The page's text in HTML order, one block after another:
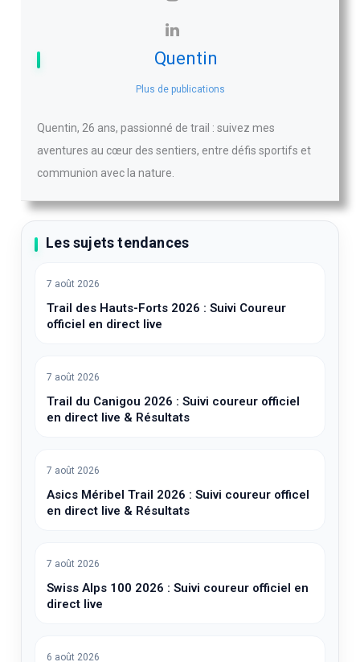
Quentin
Plus de publications
Quentin, 26 ans, passionné de trail : suivez mes
aventures au cœur des sentiers, entre défis sportifs et
communion avec la nature.
Les sujets tendances
7 août 2026
Trail des Hauts-Forts 2026 : Suivi Coureur
officiel en direct live
7 août 2026
Trail du Canigou 2026 : Suivi coureur officiel
en direct live & Résultats
7 août 2026
Asics Méribel Trail 2026 : Suivi coureur officel
en direct live & Résultats
7 août 2026
Swiss Alps 100 2026 : Suivi coureur officiel en
direct live
6 août 2026